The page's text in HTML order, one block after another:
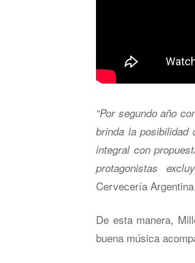
“Por segundo año
brinda la posibilidad
integral con
protagonistas
Cervecería
De esta manera,
buena música